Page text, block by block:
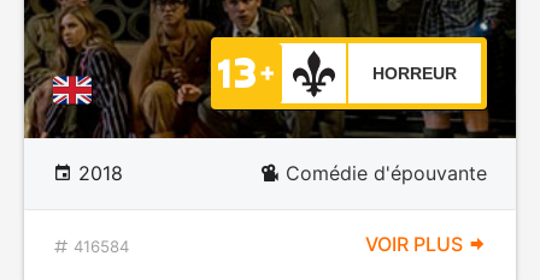
HORREUR
2018 Comédie d'épouvante
416584 VOIR PLUS